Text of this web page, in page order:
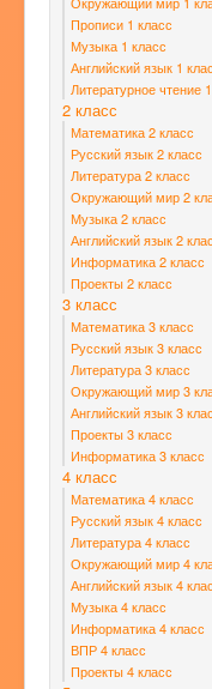
Прописи 1 класс
Музыка 1 класс
Английский язык 1
Литературное чтение
2 класс
Математика 2 класс
Русский язык 2 класс
Литература 2 класс
Окружающий мир 2
Музыка 2 класс
Английский язык 2
Информатика 2 класс
Проекты 2 класс
3 класс
Математика 3 класс
Русский язык 3 класс
Литература 3 класс
Окружающий мир 3
Английский язык 3
Проекты 3 класс
Информатика 3 класс
4 класс
Математика 4 класс
Русский язык 4 класс
Литература 4 класс
Окружающий мир 4
Английский язык 4
Музыка 4 класс
Информатика 4 класс
ВПР 4 класс
Проекты 4 класс